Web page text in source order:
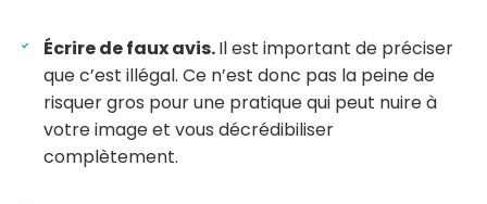
Écrire de faux avis.Il est important de préciser
que c’est illégal. Ce n’est donc pas la peine de
risquer gros pour une pratique qui peut nuire à
votre image et vous décrédibiliser
complètement.